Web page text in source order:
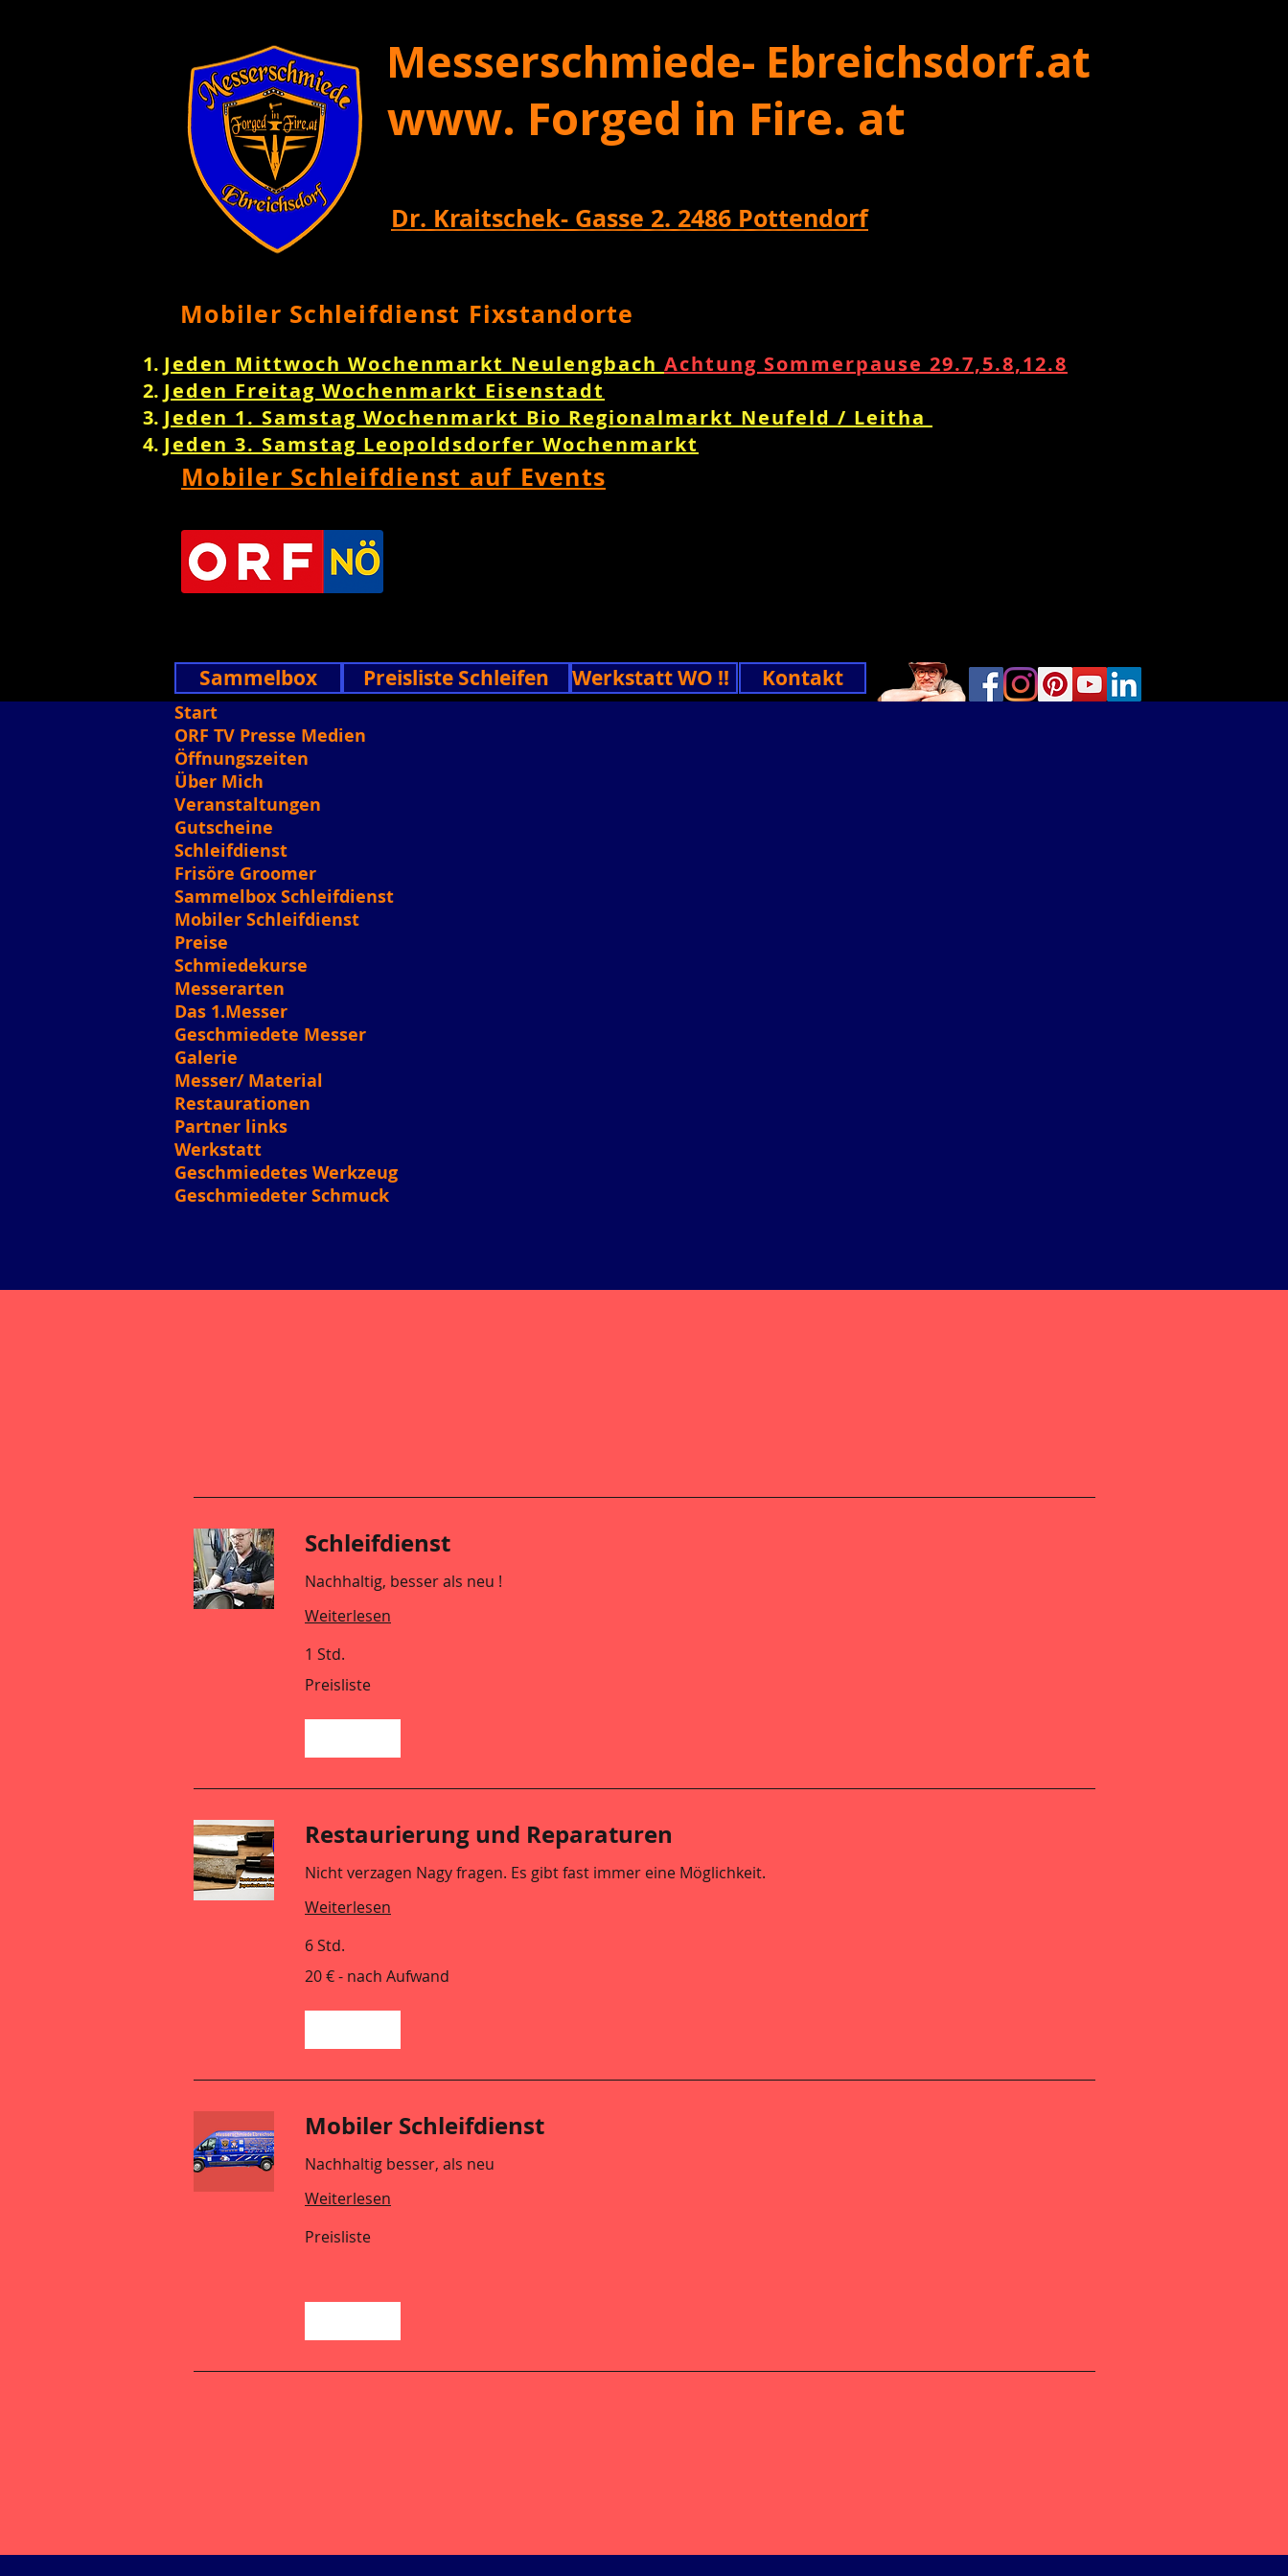
Messerschmiede- Ebreichsdorf.at
www. Forged in Fire. at
Dr. Kraitschek- Gasse 2. 2486 Pottendorf
Mobiler Schleifdienst Fixstandorte
Jeden Mittwoch Wochenmarkt Neulengbach Achtung Sommerpause 29.7,5.8,12.8
Jeden Freitag Wochenmarkt Eisenstadt
Jeden 1. Samstag Wochenmarkt Bio Regionalmarkt Neufeld / Leitha
Jeden 3. Samstag Leopoldsdorfer Wochenmarkt
Mobiler Schleifdienst auf Events
Sammelbox Preisliste Schleifen Werkstatt WO !! Kontakt
Schleifdienst
Nachhaltig, besser als neu !
Weiterlesen
1 Std.
Preisliste
Restaurierung und Reparaturen
Nicht verzagen Nagy fragen. Es gibt fast immer eine Möglichkeit.
Weiterlesen
6 Std.
€
20 € - nach Aufwand
Mobiler Schleifdienst
Nachhaltig besser, als neu
Weiterlesen
Preisliste
Start
ORF TV Presse Medien
Öffnungszeiten
Über Mich
Veranstaltungen
Gutscheine
Schleifdienst
Frisöre Groomer
Sammelbox Schleifdienst
Mobiler Schleifdienst
Preise
Schmiedekurse
Messerarten
Das 1.Messer
Geschmiedete Messer
Galerie
Messer/ Material
Restaurationen
Partner links
Werkstatt
Geschmiedetes Werkzeug
Geschmiedeter Schmuck